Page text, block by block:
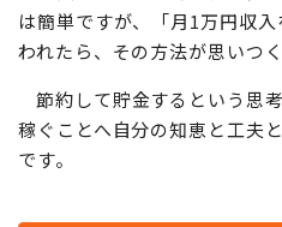
は簡単ですが、「月1万円収
われたら、その方法が思いつ
節約して貯金するという思
稼ぐことへ自分の知恵と工夫
です。